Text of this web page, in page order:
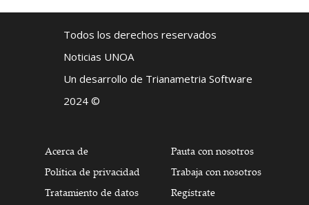
Todos los derechos reservados
Noticias UNOA
Un desarrollo de Trianametria Software
2024 ©
Acerca de
Política de privacidad
Tratamiento de datos
Pauta con nosotros
Trabaja con nosotros
Regístrate